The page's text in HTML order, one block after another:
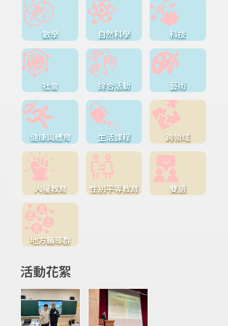
數學 自然科學 科技
社會 綜合活動 藝術
健康與體育 生活課程 跨領域
人權教育 性別平等教育 雙語
地方輔導群
活動花絮